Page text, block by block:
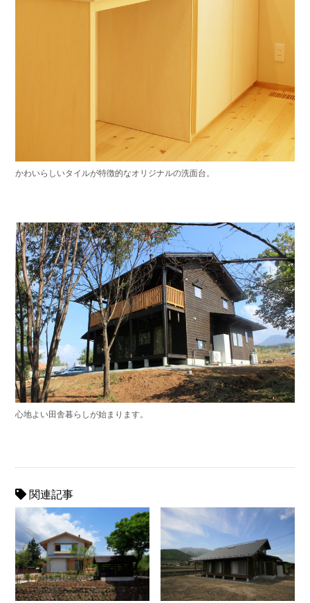
かわいらしいタイルが特徴的なオリジナルの洗面台。
心地よい田舎暮らしが始まります。
関連記事